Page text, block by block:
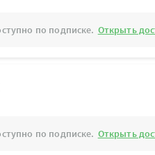
по подписке. Открыть
по подписке. Открыть